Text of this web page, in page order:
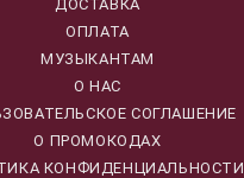
ДОСТАВКА
ОПЛАТА
МУЗЫКАНТАМ
О НАС
СОГЛАШЕНИЕ
О ПРОМОКОДАХ
КОНФИДЕНЦИАЛЬНОСТИ